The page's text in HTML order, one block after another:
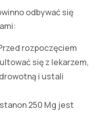
odbywać się
rozpoczęciem
się z lekarzem,
i ustali
250 Mg jest